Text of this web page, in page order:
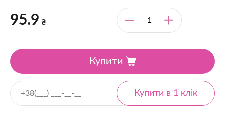
95.9 ₴
Купити